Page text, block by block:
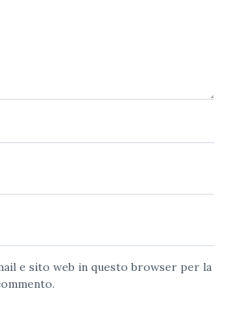
e sito web in questo browser per la